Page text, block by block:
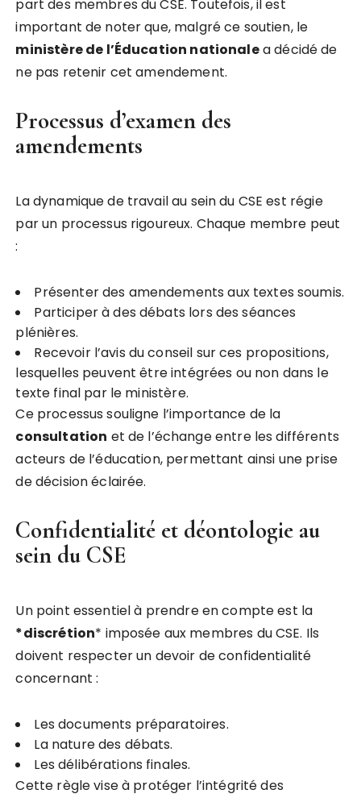
part des membres du CSE. Toutefois, il est
important de noter que, malgré ce soutien, le
ministèrede l’Éducation nationalea décidé de
ne pas retenir cet amendement.
Processus d’examen des
amendements
La dynamique de travail au sein du CSE est régie
par un processus rigoureux. Chaque membre peut
:
Présenter des amendements aux textes soumis.
Participer à des débats lors des séances
plénières.
Recevoir l’avis du conseil sur ces propositions,
lesquelles peuvent être intégrées ou non dans le
texte final par le ministère.
Ce processus souligne l’importance de la
consultation et de l’échange entre les différents
acteurs de l’éducation, permettant ainsi une prise
de décision éclairée.
Confidentialité et déontologie au
sein du CSE
Un point essentiel à prendre en compte est la
*discrétion* imposée aux membres du CSE. Ils
doivent respecter un devoir de confidentialité
concernant :
Les documents préparatoires.
La nature des débats.
Les délibérations finales.
Cette règle vise à protéger l’intégrité des